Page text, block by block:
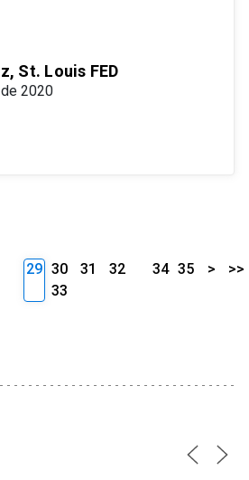
St. Louis FED
2020
29 30 31
32
33
34 35 > >>